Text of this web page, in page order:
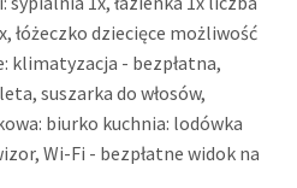
łóżeczko dziecięce możliwość
klimatyzacja - bezpłatna,
suszarka do włosów,
biurko kuchnia: lodówka
Wi-Fi - bezpłatne widok na